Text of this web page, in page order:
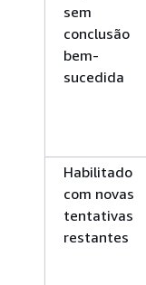
sem
conclusão
bem-
sucedida
Habilitado
com novas
tentativas
restantes